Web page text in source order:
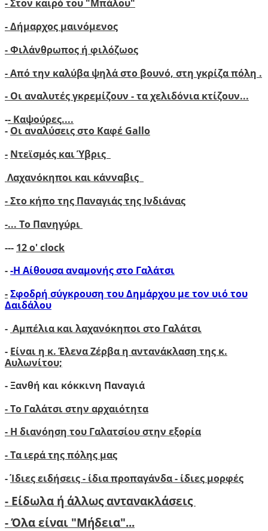
-Στον καιρό του "Μπάλου"
- Δήμαρχος μαινόμενος
- Φιλάνθρωπος ή φιλόζωος
- Από την καλύβα ψηλά στο βουνό, στη γκρίζα πόλη .
- Οι αναλυτές γκρεμίζουν - τα χελιδόνια κτίζουν...
-- Καψούρες....
- Οι αναλύσεις στο Καφέ Gallo
- Ντεϊσμός και Ύβρις
Λαχανόκηποι και κάνναβις
- Στο κήπο της Παναγιάς της Ινδιάνας
-... Το Πανηγύρι
--- 12 ο' clock
--Η Αίθουσα αναμονής στο Γαλάτσι
-Σφοδρή σύγκρουση του Δημάρχου με τον υιό του
Δαιδάλου
- Αμπέλια και λαχανόκηποι στο Γαλάτσι
- Είναι η κ. Έλενα Ζέρβα η αντανάκλαση της κ.
Αυλωνίτου;
- Ξανθή και κόκκινη Παναγιά
- Το Γαλάτσι στην αρχαιότητα
- Η διανόηση του Γαλατσίου στην εξορία
- Τα ιερά της πόλης μας
-Ίδιες ειδήσεις - ίδια προπαγάνδα - ίδιες μορφές
- Είδωλα ή άλλως αντανακλάσεις
- Όλα είναι "Μήδεια"...